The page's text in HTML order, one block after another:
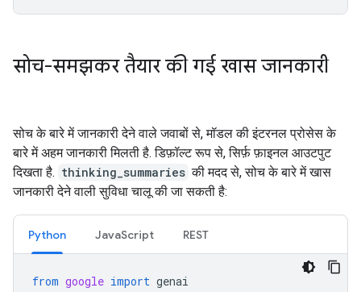
सोच-समझकर तैयार की गई खास जानकारी
सोच के बारे में जानकारी देने वाले जवाबों से, मॉडल की इंटरनल प्रोसेस के
बारे में अहम जानकारी मिलती है. डिफ़ॉल्ट रूप से, सिर्फ़ फ़ाइनल आउटपुट
दिखता है. thinking_summaries की मदद से, सोच के बारे में खास
जानकारी देने वाली सुविधा चालू की जा सकती है:
Python JavaScript REST
from google import genai